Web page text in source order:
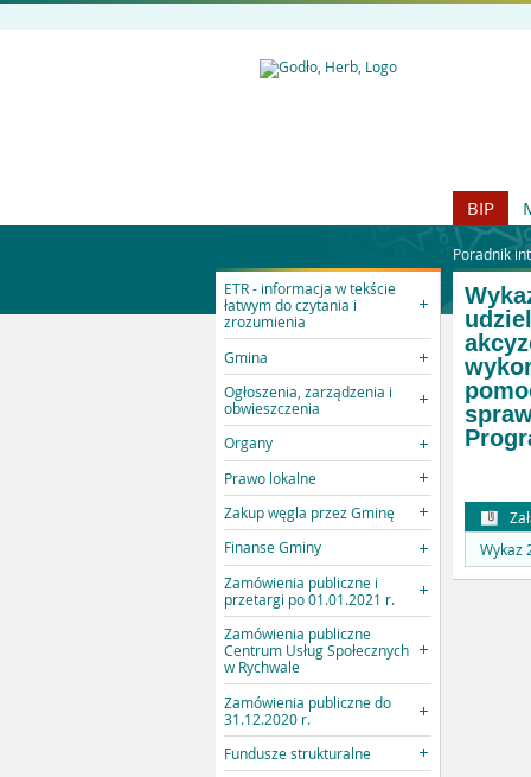
BIP
Poradnik
ETR - informacja w tekście
łatwym do czytania i
zrozumienia
Gmina
Ogłoszenia, zarządzenia i
obwieszczenia
Organy
Prawo lokalne
Zakup węgla przez Gminę
Finanse Gminy
Zamówienia publiczne i
przetargi po 01.01.2021 r.
Zamówienia publiczne
Centrum Usług Społecznych
w Rychwale
Zamówienia publiczne do
31.12.2020 r.
Fundusze strukturalne
Wykaz